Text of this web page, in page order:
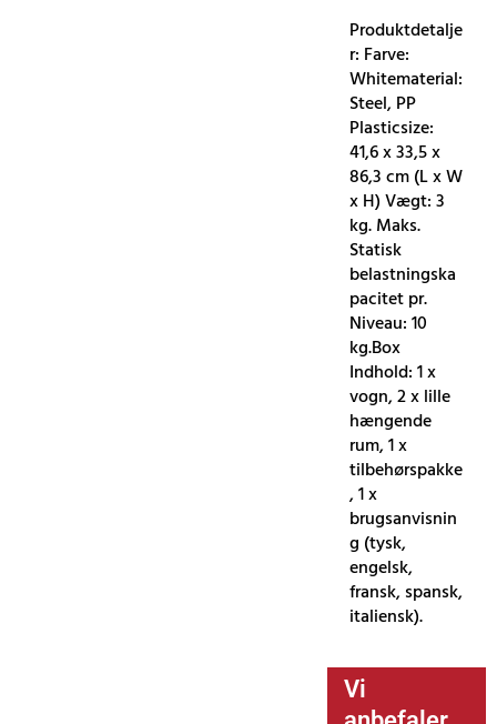
Produktdetalje
r: Farve:
Whitematerial:
Steel, PP
Plasticsize:
41,6 x 33,5 x
86,3 cm (L x W
x H) Vægt: 3
kg. Maks.
Statisk
belastningska
pacitet pr.
Niveau: 10
kg.Box
Indhold: 1 x
vogn, 2 x lille
hængende
rum, 1 x
tilbehørspakke
, 1 x
brugsanvisnin
g (tysk,
engelsk,
fransk, spansk,
italiensk).
Vi